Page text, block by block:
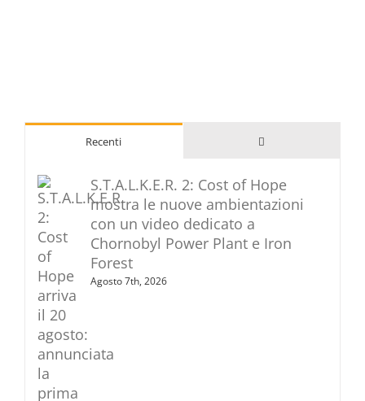
Recenti Commenti
S.T.A.L.K.E.R. 2: Cost of Hope
mostra le nuove ambientazioni
con un video dedicato a
Chornobyl Power Plant e Iron
Forest
Agosto 7th, 2026